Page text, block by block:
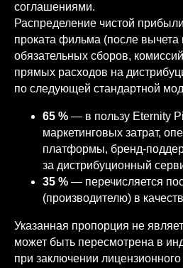
соглашениями.
Распределение чистой
проката фильма (после вычета
обязательных сборов,
прямых расходов на
по следующей стандартной
65 % — в пользу Eternity
маркетинговых затрат,
платформы, бренд-
за дистрибуционный
35 % — перечисляется
(производителю) в
Указанная пропорция не
может быть пересмотрена в
при заключении